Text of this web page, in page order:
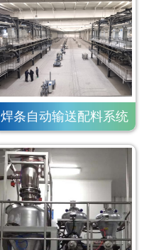
焊条自动输送配料系统